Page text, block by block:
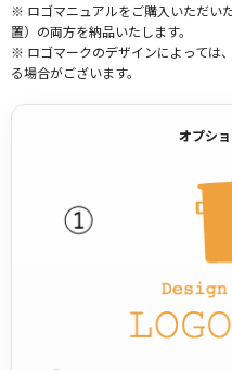
※ ロゴマニュアルをご購入いただい
置）の両方を納品いたします。
※ ロゴマークのデザインによっては
る場合がございます。
オプシ